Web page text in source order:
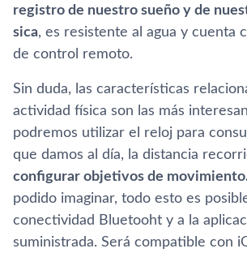
registro de nuestro sueño y de
sica, es resistente al agua y cuenta
de control remoto.
Sin duda, las caracterí­sticas
actividad fí­sica son las más
podremos utilizar el reloj para
que damos al dí­a, la distancia
configurar objetivos de
podido imaginar, todo esto es
conectividad Bluetooht y a la
suministrada. Será compatible con